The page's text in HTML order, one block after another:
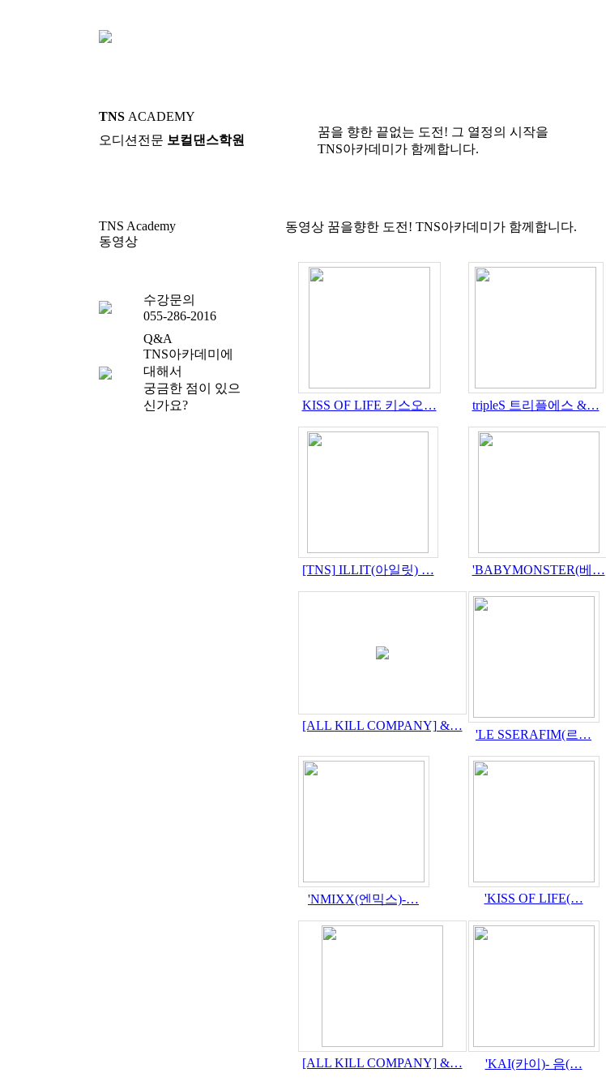
TNS ACADEMY
오디션전문 보컬댄스학원
꿈을 향한 끝없는 도전! 그 열정의 시작을
TNS아카데미가 함께합니다.
TNS Academy
동영상
수강문의
055-286-2016
Q&A
TNS아카데미에
대해서
궁금한 점이 있으
신가요?
동영상 꿈을향한 도전! TNS아카데미가 함께합니다.
KISS OF LIFE 키스오… tripleS 트리플에스 &…
[TNS] ILLIT(아일릿) … 'BABYMONSTER(베…
[ALL KILL COMPANY] &…
'LE SSERAFIM(르…
'NMIXX(엔믹스)-… 'KISS OF LIFE(…
[ALL KILL COMPANY] &… 'KAI(카이)- 음(…